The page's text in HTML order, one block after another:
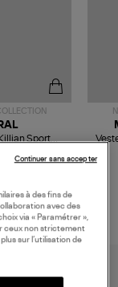
Sport
à des fins de
avec des
via « Paramétrer »,
ceux non strictement
sur l’utilisation de
Continuer sans accepter